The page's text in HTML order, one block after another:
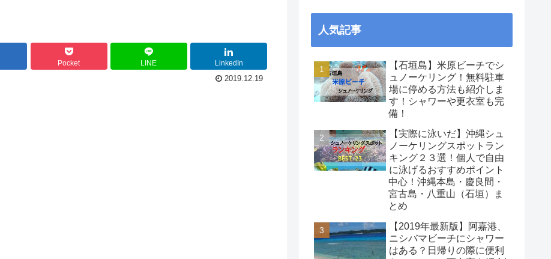
Pocket LINE
LinkedIn
2019.12.19
人気記事
【石垣島】米原ビーチでシ
ュノーケリング！無料駐車
場に停める方法も紹介しま
す！シャワーや更衣室も完
備！
【実際に泳いだ】沖縄シュ
ノーケリングスポットラン
キング２３選！個人で自由
に泳げるおすすめポイント
中心！沖縄本島・慶良間・
宮古島・八重山（石垣）ま
とめ
【2019年最新版】阿嘉港、
ニシバマビーチにシャワー
はある？日帰りの際に便利